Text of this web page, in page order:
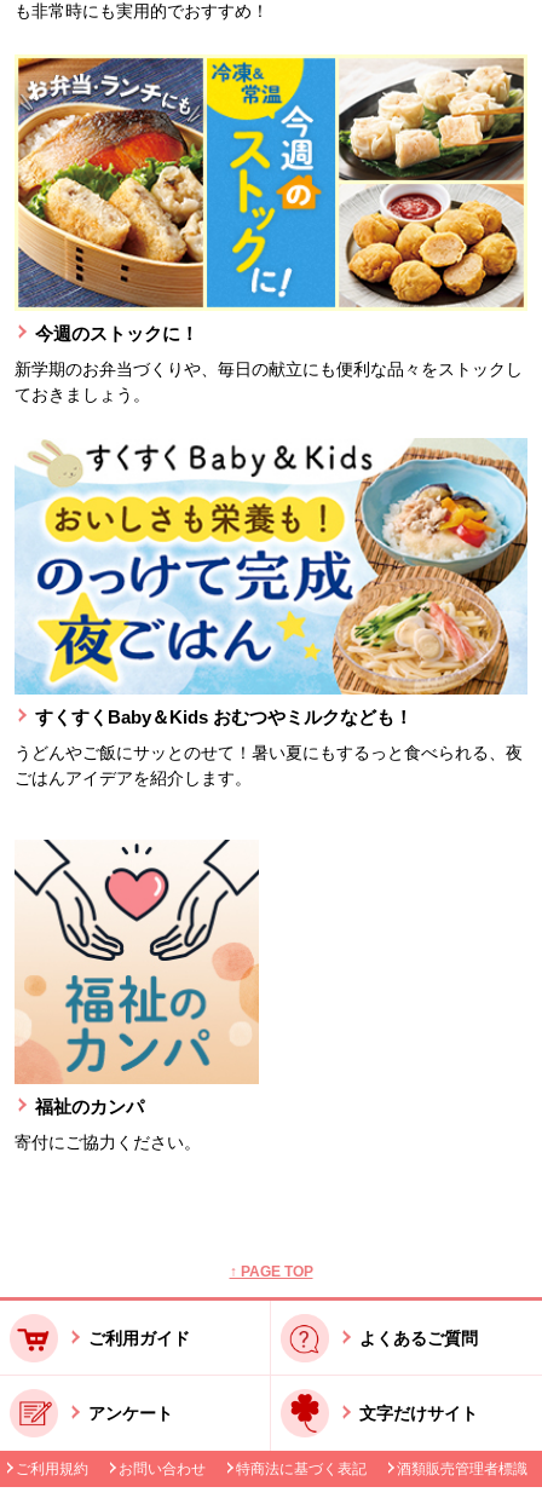
も非常時にも実用的でおすすめ！
今週のストックに！
新学期のお弁当づくりや、毎日の献立にも便利な品々をストックし
ておきましょう。
すくすくBaby＆Kids おむつやミルクなども！
うどんやご飯にサッとのせて！暑い夏にもするっと食べられる、夜
ごはんアイデアを紹介します。
福祉のカンパ
寄付にご協力ください。
↑ PAGE TOP
ご利用ガイド よくあるご質問
アンケート 文字だけサイト
ご利用規約 お問い合わせ 特商法に基づく表記 酒類販売管理者標識